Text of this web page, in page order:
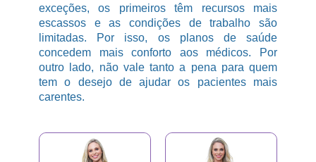
exceções, os primeiros têm recursos mais
escassos e as condições de trabalho são
limitadas. Por isso, os planos de saúde
concedem mais conforto aos médicos. Por
outro lado, não vale tanto a pena para quem
tem o desejo de ajudar os pacientes mais
carentes.